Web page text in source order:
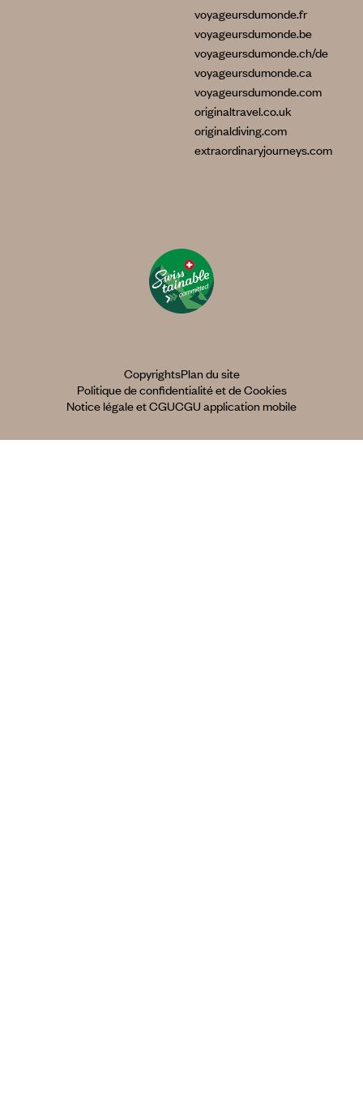
voyageursdumonde.fr
voyageursdumonde.be
voyageursdumonde.ch/de
voyageursdumonde.ca
voyageursdumonde.com
originaltravel.co.uk
originaldiving.com
extraordinaryjourneys.com
CopyrightsPlan du site
Politique de confidentialité et de Cookies
Notice légale et CGUCGU application mobile